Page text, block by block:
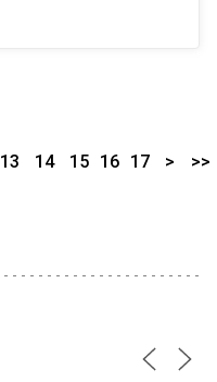
13 14 15 16 17 > >>